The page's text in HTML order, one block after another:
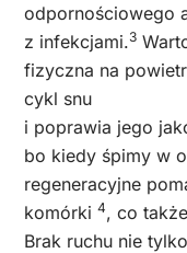
odpornościowego
z infekcjami.3
fizyczna na
cykl snu
i poprawia jego
bo kiedy śpimy w
regeneracyjne
komórki 4, co
Brak ruchu nie